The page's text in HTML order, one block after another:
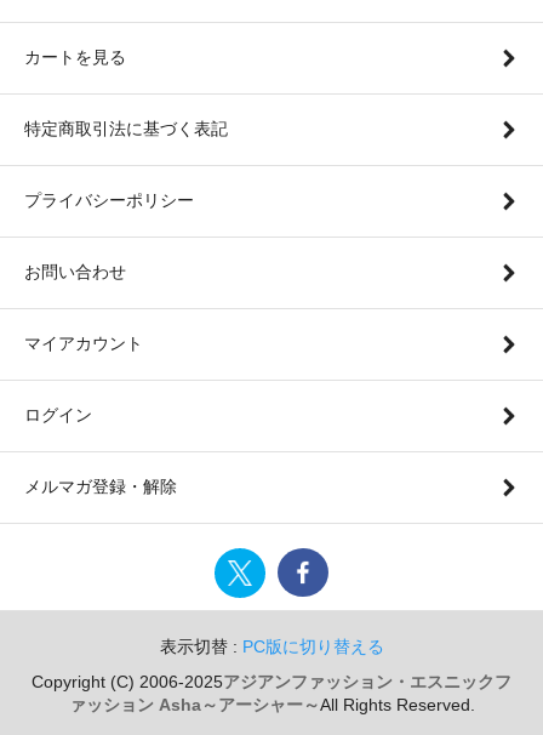
カートを見る
特定商取引法に基づく表記
プライバシーポリシー
お問い合わせ
マイアカウント
ログイン
メルマガ登録・解除
表示切替 : PC版に切り替える
Copyright (C) 2006-2025アジアンファッション・エスニックフ
ァッション Asha～アーシャー～All Rights Reserved.